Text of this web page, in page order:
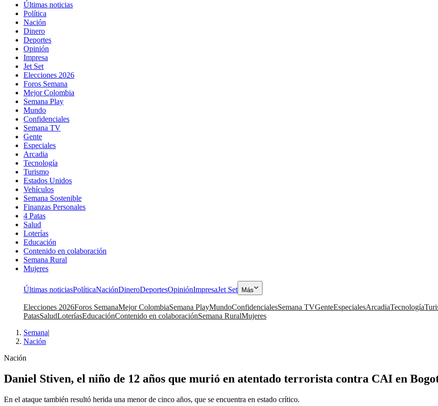
Últimas noticias
Política
Nación
Dinero
Deportes
Opinión
Impresa
Jet Set
Elecciones 2026
Foros Semana
Mejor Colombia
Semana Play
Mundo
Confidenciales
Semana TV
Gente
Especiales
Arcadia
Tecnología
Turismo
Estados Unidos
Vehículos
Semana Sostenible
Finanzas Personales
4 Patas
Salud
Loterías
Educación
Contenido en colaboración
Semana Rural
Mujeres
Últimas noticiasPolíticaNaciónDineroDeportesOpiniónImpresaJet Set Más
Elecciones 2026Foros SemanaMejor ColombiaSemana PlayMundoConfidencialesSemana TVGenteEspecialesArcadiaTecnología
PatasSaludLoteríasEducaciónContenido en colaboraciónSemana RuralMujeres
Semana|
Nación
Nación
Daniel Stiven, el niño de 12 años que murió en atentado terrorista contra CAI en
En el ataque también resultó herida una menor de cinco años, que se encuentra en estado crítico.